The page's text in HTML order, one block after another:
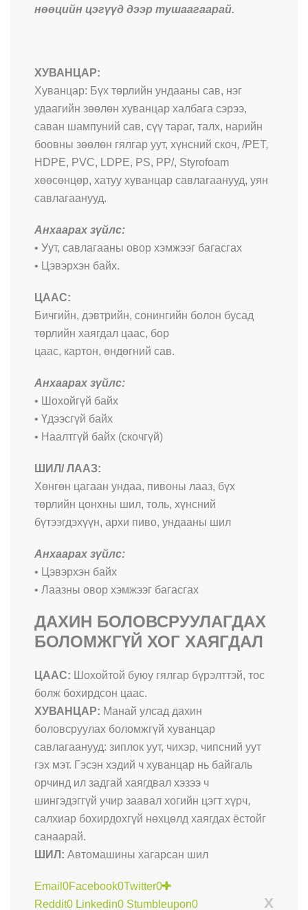
нөөцийн цэгүүд дээр тушаагаарай.
ХУВАНЦАР:
Хуванцар: Бүх төрлийн ундааны сав, нэг
удаагийн зөөлөн хуванцар халбага сэрээ,
саван шампуний сав, сүү тараг, талх, нарийн
боовны зөөлөн гялгар уут, хүнсний скоч, /PET,
HDPE, PVC, LDPE, PS, PP/, Styrofoam
хөөсөнцөр, хатуу хуванцар савлагаанууд, уян
савлагаанууд.
Анхаарах зүйлс:
• Уут, савлагааны овор хэмжээг багасгах
• Цэвэрхэн байх.
ЦААС:
Бичгийн, дэвтрийн, сонингийн болон бусад
төрлийн хаягдал цаас, бор
цаас, картон, өндөгний сав.
Анхаарах зүйлс:
• Шохойгүй байх
• Үдээсгүй байх
• Наалтгүй байх (скочгүй)
ШИЛ/ ЛААЗ:
Хөнгөн цагаан ундаа, пивоны лааз, бүх
төрлийн цонхны шил, толь, хүнсний
бүтээгдэхүүн, архи пиво, ундааны шил
Анхаарах зүйлс:
• Цэвэрхэн байх
• Лаазны овор хэмжээг багасгах
ДАХИН БОЛОВСРУУЛАГДАХ
БОЛОМЖГҮЙ ХОГ ХАЯГДАЛ
ЦААС: Шохойтой буюу гялгар бүрэлттэй, тос
болж бохирдсон цаас.
ХУВАНЦАР: Манай улсад дахин
боловсруулах боломжгүй хуванцар
савлагаанууд: зиплок уут, чихэр, чипсний уут
гэх мэт. Гэсэн хэдий ч хуванцар нь байгаль
орчинд ил задгай хаягдвал хэзээ ч
шингэдэггүй учир заавал хогийн цэгт хүрч,
салхиар бохирдохгүй нөхцөлд хаягдах ёстойг
санаарай.
ШИЛ: Автомашины хагарсан шил
Email 0Facebook0Twitter0
X
Reddit0 Linkedin0 Stumbleupon0